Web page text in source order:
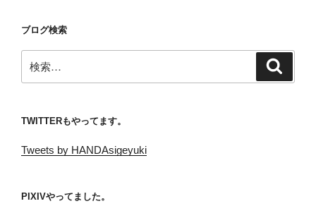
ブログ検索
索:
TWITTERもやってます。
Tweets by HANDAsigeyuki
PIXIVやってました。